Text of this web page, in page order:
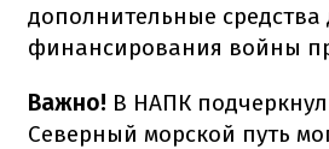
дополнительные средства
финансирования войны
Важно! В НАПК
Северный морской путь